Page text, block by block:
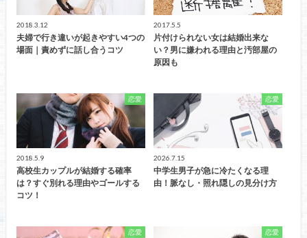
2018.3.12
夫婦で行き違いが起きやすい4つの
場面｜責めずに話し合うコツ
2017.5.5
片付けられない女は結婚出来な
い？男に嫌われる理由と汚部屋の
原因も
恋愛
2018.5.9
高校生カップルが結婚する確率
は？すぐ別れる理由やゴールする
コツ！
恋愛
2026.7.15
中学生男子が急に冷たくなる理
由！脈なし・照れ隠しの見分け方
恋愛 恋愛